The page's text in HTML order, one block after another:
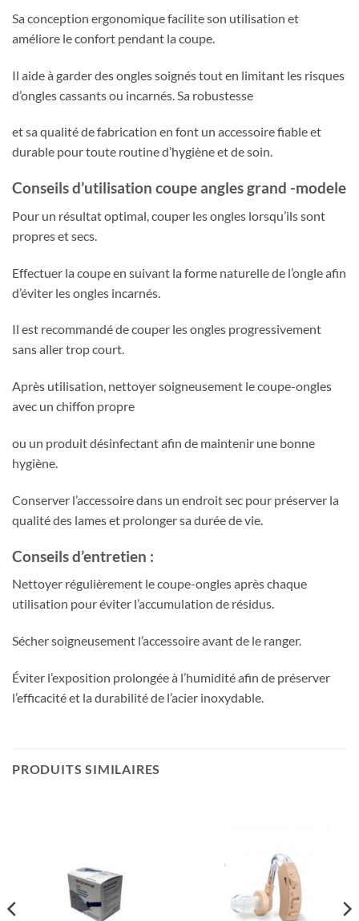
Sa conception ergonomique facilite son utilisation et
améliore le confort pendant la coupe.
Il aide à garder des ongles soignés tout en limitant les risques
d’ongles cassants ou incarnés. Sa robustesse
et sa qualité de fabrication en font un accessoire fiable et
durable pour toute routine d’hygiène et de soin.
Conseils d’utilisation coupe angles grand -modele
Pour un résultat optimal, couper les ongles lorsqu’ils sont
propres et secs.
Effectuer la coupe en suivant la forme naturelle de l’ongle afin
d’éviter les ongles incarnés.
Il est recommandé de couper les ongles progressivement
sans aller trop court.
Après utilisation, nettoyer soigneusement le coupe-ongles
avec un chiffon propre
ou un produit désinfectant afin de maintenir une bonne
hygiène.
Conserver l’accessoire dans un endroit sec pour préserver la
qualité des lames et prolonger sa durée de vie.
Conseils d’entretien :
Nettoyer régulièrement le coupe-ongles après chaque
utilisation pour éviter l’accumulation de résidus.
Sécher soigneusement l’accessoire avant de le ranger.
Éviter l’exposition prolongée à l’humidité afin de préserver
l’efficacité et la durabilité de l’acier inoxydable.
PRODUITS SIMILAIRES